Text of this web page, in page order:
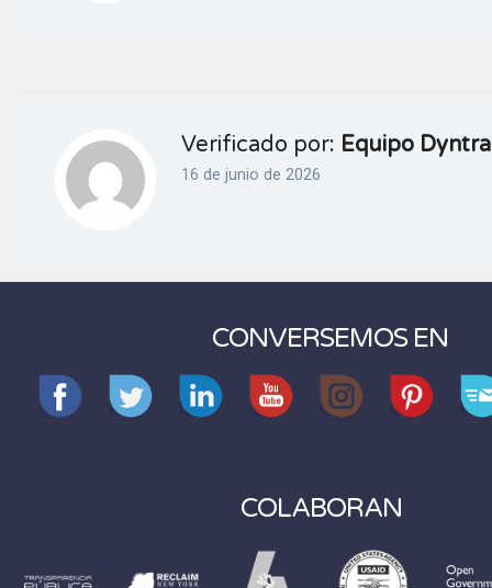
Verificado por: Equipo Dyntra
16 de junio de 2026
CONVERSEMOS EN
COLABORAN